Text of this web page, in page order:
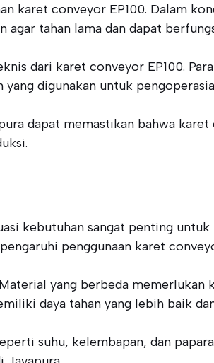
karet conveyor EP100. Dalam
tahan lama dan dapat
dari karet conveyor EP100.
yang digunakan untuk
dapat memastikan bahwa
kebutuhan sangat penting
penggunaan karet
yang berbeda
daya tahan yang lebih baik
suhu, kelembapan, dan